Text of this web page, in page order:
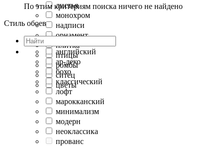
листья
монохром
надписи
орнамент
плитка
птицы
ромбы
ситец
цветы
По этим критериям поиска ничего не найдено
Стиль обоев
английский
ар-деко
бохо
классический
лофт
марокканский
минимализм
модерн
неоклассика
прованс